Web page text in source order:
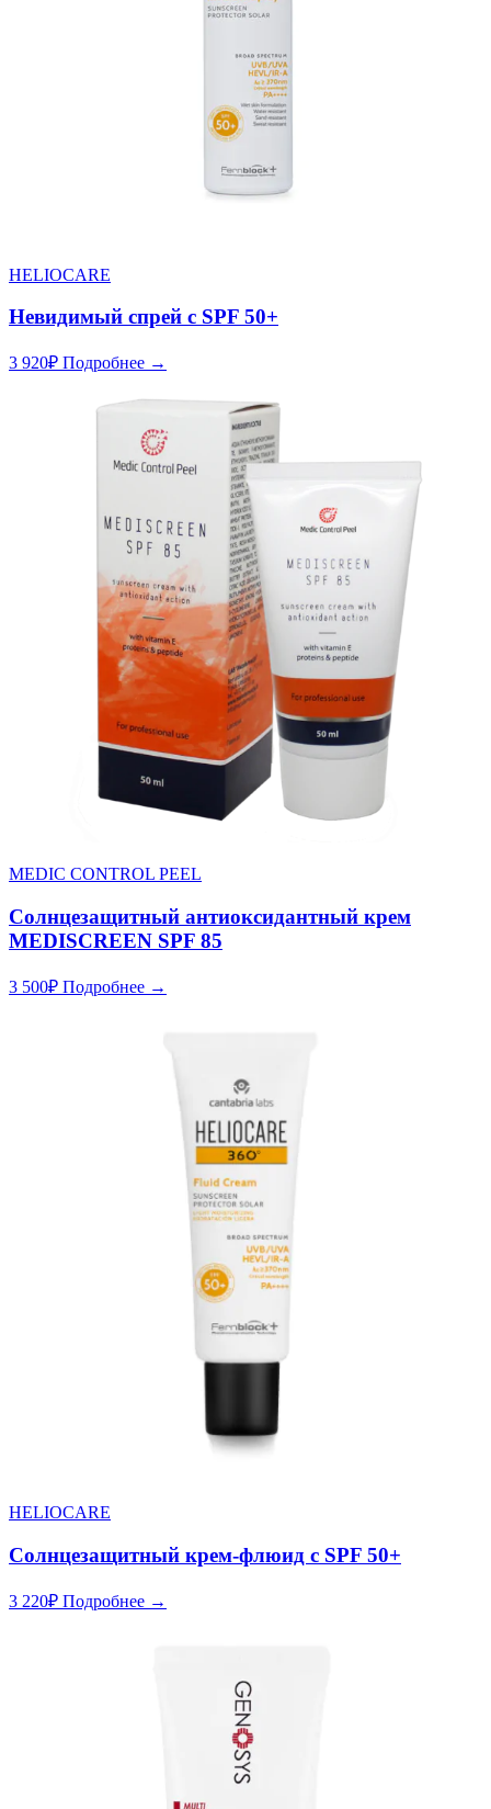
HELIOCARE
Невидимый спрей с SPF 50+
3 920₽ Подробнее →
MEDIC CONTROL PEEL
Солнцезащитный антиоксидантный крем
MEDISCREEN SPF 85
3 500₽ Подробнее →
HELIOCARE
Солнцезащитный крем-флюид с SPF 50+
3 220₽ Подробнее →